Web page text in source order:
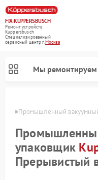
FIX-KUPPERSBUSCH
Ремонт устройств
Kuppersbusch
Специализированный
cервисный центр г.Москва
Мы ремонтируем
Промышленный
упаковщик
Прерывистый